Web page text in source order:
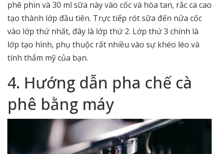
phê phin và 30 ml sữa này vào cốc và hòa tan, rắc ca cao
tạo thành lớp đầu tiên. Trực tiếp rót sữa đến nửa cốc
vào lớp thứ nhất, đây là lớp thứ 2. Lớp thứ 3 chính là
lớp tạo hình, phụ thuộc rất nhiều vào sự khéo léo và
tính thẩm mỹ của bạn.
4. Hướng dẫn pha chế cà
phê bằng máy